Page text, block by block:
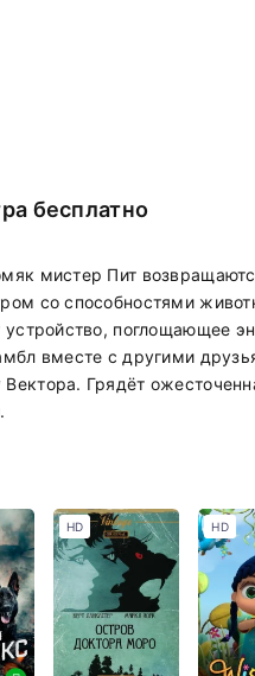
бесплатно
мистер Пит
со способностями
поглощающее
вместе с другими
Грядёт
HD HD